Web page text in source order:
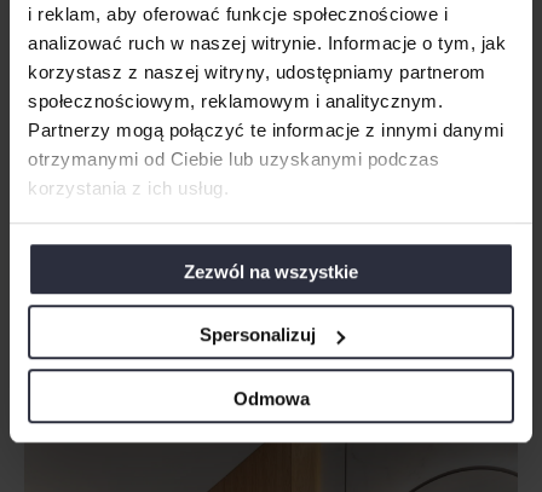
i reklam, aby oferować funkcje społecznościowe i
analizować ruch w naszej witrynie. Informacje o tym, jak
korzystasz z naszej witryny, udostępniamy partnerom
społecznościowym, reklamowym i analitycznym.
Partnerzy mogą połączyć te informacje z innymi danymi
otrzymanymi od Ciebie lub uzyskanymi podczas
korzystania z ich usług.
Zezwól na wszystkie
Spersonalizuj
Odmowa